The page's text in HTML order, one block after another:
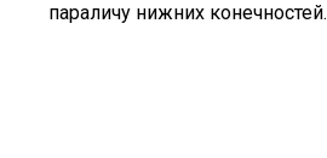
параличу нижних конечностей.